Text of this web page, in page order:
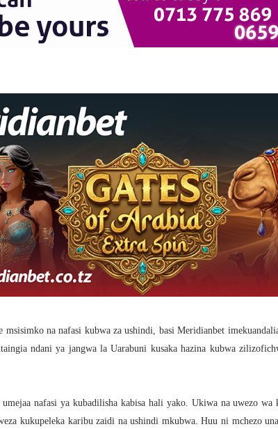
msisimko na nafasi kubwa za ushindi, basi Meridianbet
ndani ya jangwa la Uarabuni kusaka hazina kubwa
nafasi ya kubadilisha kabisa hali yako. Ukiwa na uwezo wa
kukupeleka karibu zaidi na ushindi mkubwa. Huu ni mchezo